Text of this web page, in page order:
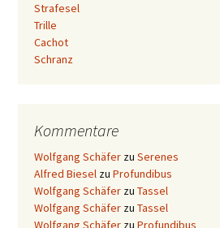
Strafesel
Trille
Cachot
Schranz
Kommentare
Wolfgang Schäfer zu Serenes
Alfred Biesel zu Profundibus
Wolfgang Schäfer zu Tassel
Wolfgang Schäfer zu Tassel
Wolfgang Schäfer zu Profundibus